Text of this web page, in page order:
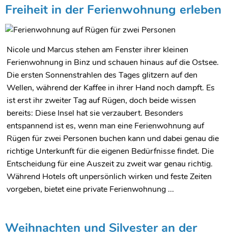
Freiheit in der Ferienwohnung erleben
Nicole und Marcus stehen am Fenster ihrer kleinen
Ferienwohnung in Binz und schauen hinaus auf die Ostsee.
Die ersten Sonnenstrahlen des Tages glitzern auf den
Wellen, während der Kaffee in ihrer Hand noch dampft. Es
ist erst ihr zweiter Tag auf Rügen, doch beide wissen
bereits: Diese Insel hat sie verzaubert. Besonders
entspannend ist es, wenn man eine Ferienwohnung auf
Rügen für zwei Personen buchen kann und dabei genau die
richtige Unterkunft für die eigenen Bedürfnisse findet. Die
Entscheidung für eine Auszeit zu zweit war genau richtig.
Während Hotels oft unpersönlich wirken und feste Zeiten
vorgeben, bietet eine private Ferienwohnung ...
Weihnachten und Silvester an der